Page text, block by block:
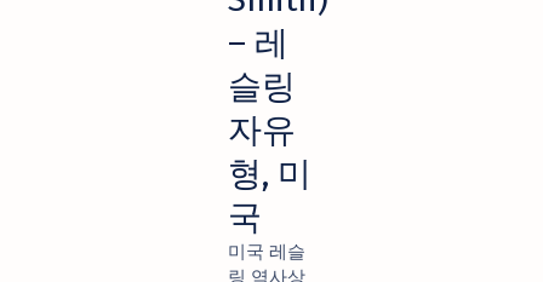
– 레
슬링
자유
형, 미
국
미국 레슬
링 역사상